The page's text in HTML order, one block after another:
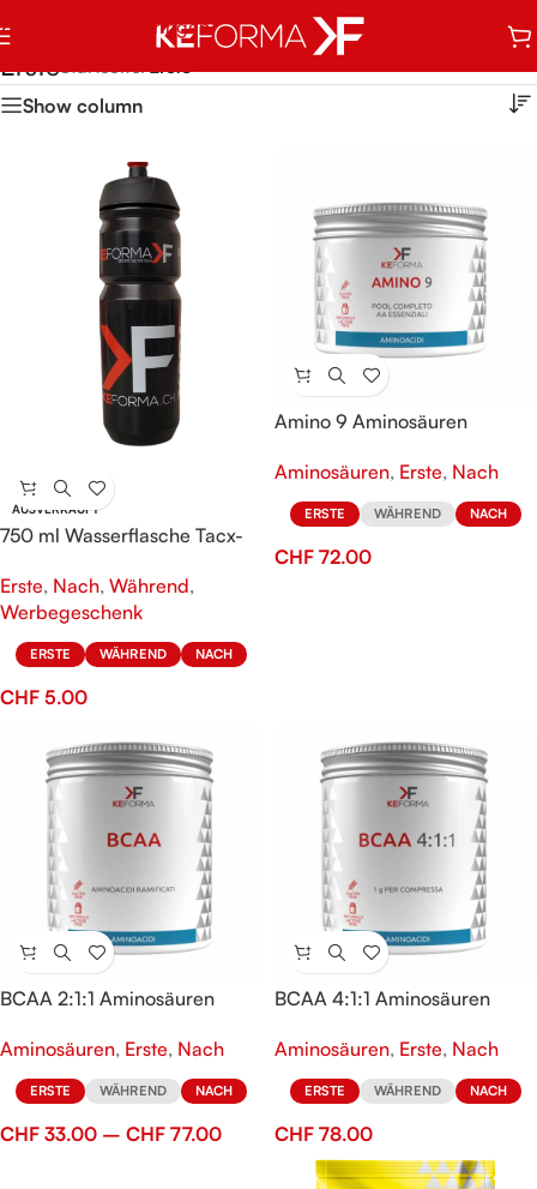
Zur Navigation springen
Erste
Show column
AUSVERKAUFT
750 ml Wasserflasche Tacx-
Erste, Nach, Während,
Werbegeschenk
ERSTE WÄHREND NACH
CHF 5.00
Amino 9 Aminosäuren
Aminosäuren, Erste, Nach
ERSTE WÄHREND NACH
CHF 72.00
BCAA 2:1:1 Aminosäuren
Aminosäuren, Erste, Nach
ERSTE WÄHREND NACH
CHF 33.00 – CHF 77.00
BCAA 4:1:1 Aminosäuren
Aminosäuren, Erste, Nach
ERSTE WÄHREND NACH
CHF 78.00